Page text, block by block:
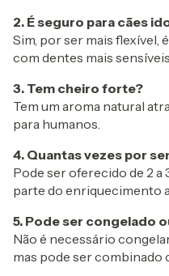
2. É seguro para cães
Sim, por ser mais flexível,
com dentes mais sensíveis.
3. Tem cheiro forte?
Tem um aroma natural
para humanos.
4. Quantas vezes por
Pode ser oferecido de 2 a
parte do enriquecimento
5. Pode ser congelado
Não é necessário
mas pode ser combinado